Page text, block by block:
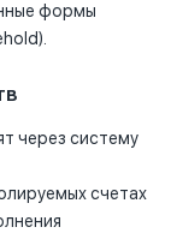
формы
через систему
счетах